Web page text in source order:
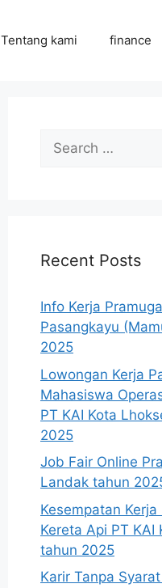
Tentang kami finance
Search
for:
Recent Posts
Info Kerja
Pasangkayu
2025
Lowongan Kerja
Mahasiswa
PT KAI Kota
2025
Job Fair Online
Landak tahun
Kesempatan Kerja
Kereta Api PT KAI
tahun 2025
Karir Tanpa